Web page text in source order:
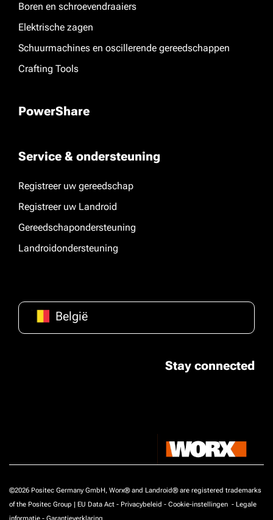
Boren en schroevendraaiers
Elektrische zagen
Schuurmachines en oscillerende gereedschappen
Crafting Tools
PowerShare
Service & ondersteuning
Registreer uw gereedschap
Registreer uw Landroid
Gereedschapondersteuning
Landroidondersteuning
België
Stay connected
©2026 Positec Germany GmbH, Worx® and Landroid® are registered trademarks
of the Positec Group | EU Data Act - Privacybeleid - Cookie-instellingen - Legale